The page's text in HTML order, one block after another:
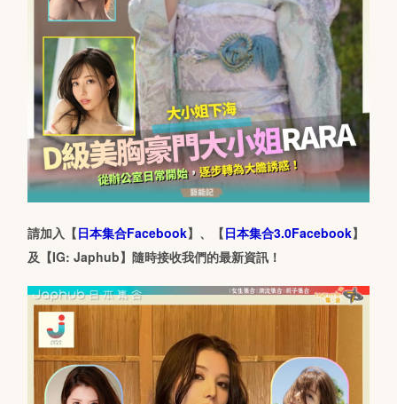
請加入【日本集合Facebook】、【日本集合3.0Facebook】
及【IG: Japhub】隨時接收我們的最新資訊！